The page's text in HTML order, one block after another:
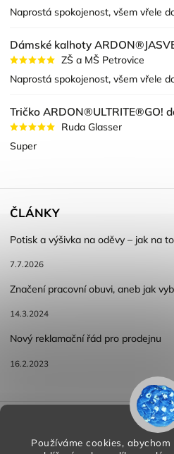
Používáme cookies,
Naprostá spokojenost, všem vřele
Dámské kalhoty
ZŠ a MŠ Petrovice
Naprostá spokojenost, všem vřele
Tričko ARDON®ULTRITE®GO!
Ruda Glasser
Super
ČLÁNKY
Potisk a výšivka na oděvy – jak na
7.7.2026
Značení pracovní obuvi, aneb jak
14.3.2024
Nový reklamační řád pro prodejnu
16.2.2023
Reklamace a vracení zboží
Podmínky ochrany